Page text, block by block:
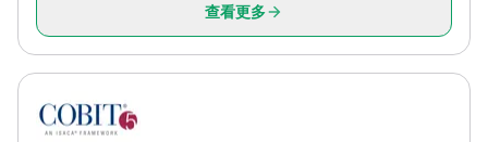
查看更多